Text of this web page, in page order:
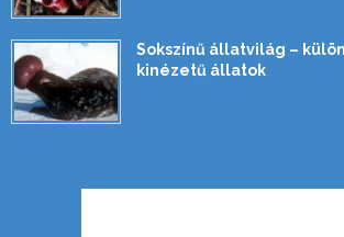
Sokszínű állatvilág –
kinézetű állatok